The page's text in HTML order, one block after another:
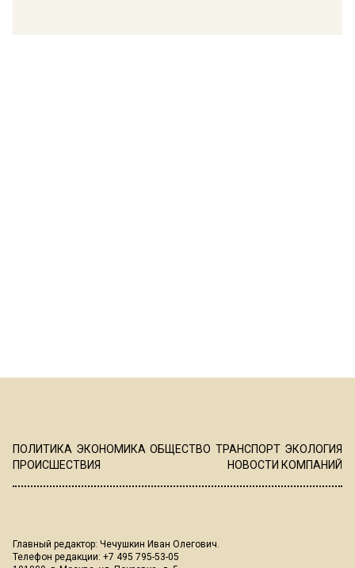
ПОЛИТИКА ЭКОНОМИКА ОБЩЕСТВО ТРАНСПОРТ ЭКОЛОГИЯ
ПРОИСШЕСТВИЯ
НОВОСТИ КОМПАНИЙ
Главный редактор: Чечушкин Иван Олегович.
Телефон редакции: +7 495 795-53-05